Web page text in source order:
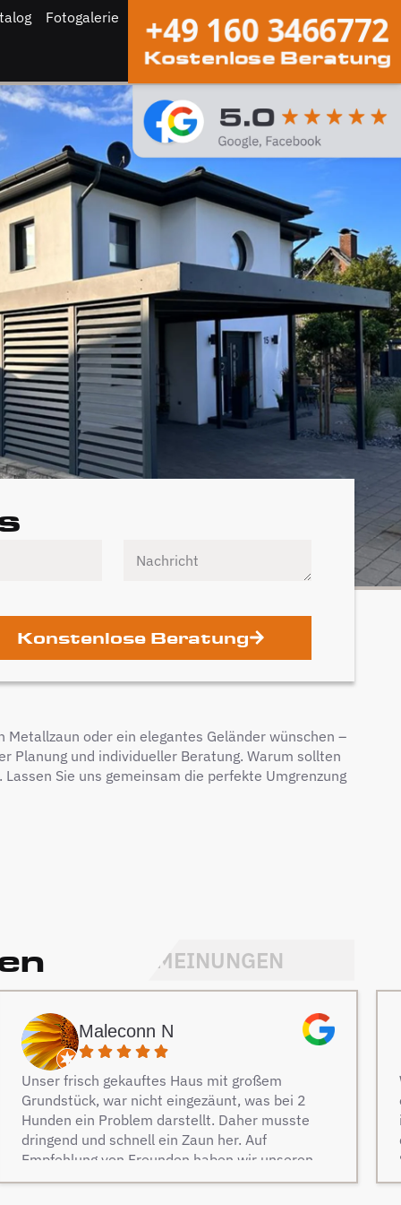
Fotogalerie
+49 160 3466772
Kostenlose Beratung
Konstenlose Beratung
oder ein elegantes Geländer wünschen –
Planung und individueller Beratung. Warum sollten
Sie uns gemeinsam die perfekte Umgrenzung
MEINUNGEN
Maleconn N
Unser frisch gekauftes Haus mit großem
Grundstück, war nicht eingezäunt, was bei 2
Hunden ein Problem darstellt. Daher musste
dringend und schnell ein Zaun her. Auf
Empfehlung von Freunden haben wir unseren
Zaun bei Berg Zäune beauftragt und es keine